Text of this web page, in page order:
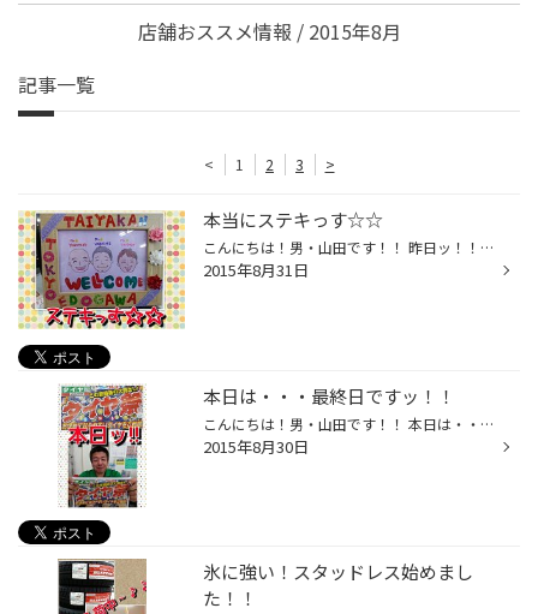
店舗おススメ情報 / 2015年8月
記事一覧
< 1 2 3 >
本当にステキっす☆☆
こんにちは！男・山田です！！ 昨日ッ！！ とてもステキな物をいただきました☆(^^)v それは・・・ 《 手書きのウェルカムボード 》 です♪♪ 昨日で当店を卒業した、 『 ゆりチャン 』 が 最後に持ってきてくれました！ 本当に感動しましたッ☆☆ 当然ッ！！ メインテーブルでお客様をお出迎えです♪♪(^o...
2015年8月31日
本日は・・・最終日ですッ！！
こんにちは！男・山田です！！ 本日は・・・最終日なんですッ！！ 最終日① 《 この夏最後の大売出し！タイヤ祭！！ 》 文字通り！この夏最後のセールとなります☆(^o^)/ 当然ッ☆☆ タイヤやメンテナンス品など、 《 夏祭 最終価格！ 》 で、頑張っちゃいますよ～♪♪(￣ー￣)v 最終日② 夏季応援スタッフ...
2015年8月30日
氷に強い！スタッドレス始めまし
た！！